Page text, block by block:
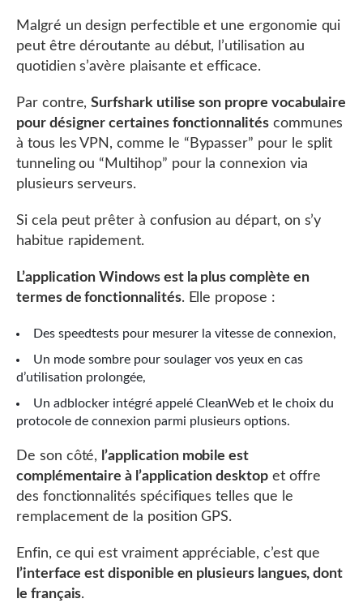
Malgré un design perfectible et une ergonomie qui
peut être déroutante au début, l’utilisation au
quotidien s’avère plaisante et efficace.
Par contre,Surfshark utilise son propre vocabulaire
pour désigner certaines fonctionnalitéscommunes
à tous les VPN, comme le “Bypasser” pour le split
tunneling ou “Multihop” pour la connexion via
plusieurs serveurs.
Si cela peut prêter à confusion au départ, on s’y
habitue rapidement.
L’application Windows est la plus complète en
termes de fonctionnalités. Elle propose :
Des speedtests pour mesurer la vitesse de connexion,
Un mode sombre pour soulager vos yeux en cas
d’utilisation prolongée,
Un adblocker intégré appelé CleanWeb et le choix du
protocole de connexion parmi plusieurs options.
De son côté,
l’application mobile est
complémentaire à l’application desktopet offre
des fonctionnalités spécifiques telles que le
remplacement de la position GPS.
Enfin, ce qui est vraiment appréciable, c’est que
l’interface est disponible en plusieurs langues, dont
le français.